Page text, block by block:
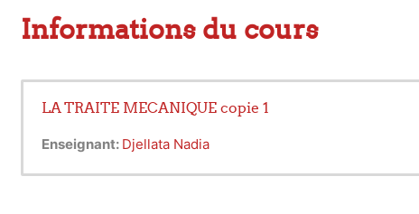
Informations du cours
LA TRAITE MECANIQUE copie 1
Enseignant: Djellata Nadia